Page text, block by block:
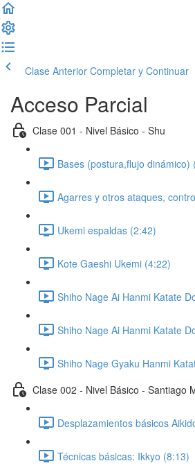
Clase Anterior Completar y Continuar
Acceso Parcial
Clase 001 - Nivel Básico - Shu
Bases (postura,flujo dinámico)
Agarres y otros ataques,
Ukemi espaldas (2:42)
Kote Gaeshi Ukemi (4:22)
Shiho Nage Ai Hanmi Katate
Shiho Nage Ai Hanmi Katate
Shiho Nage Gyaku Hanmi
Clase 002 - Nivel Básico - Santiago
Desplazamientos básicos
Técnicas básicas: Ikkyo (8:13)